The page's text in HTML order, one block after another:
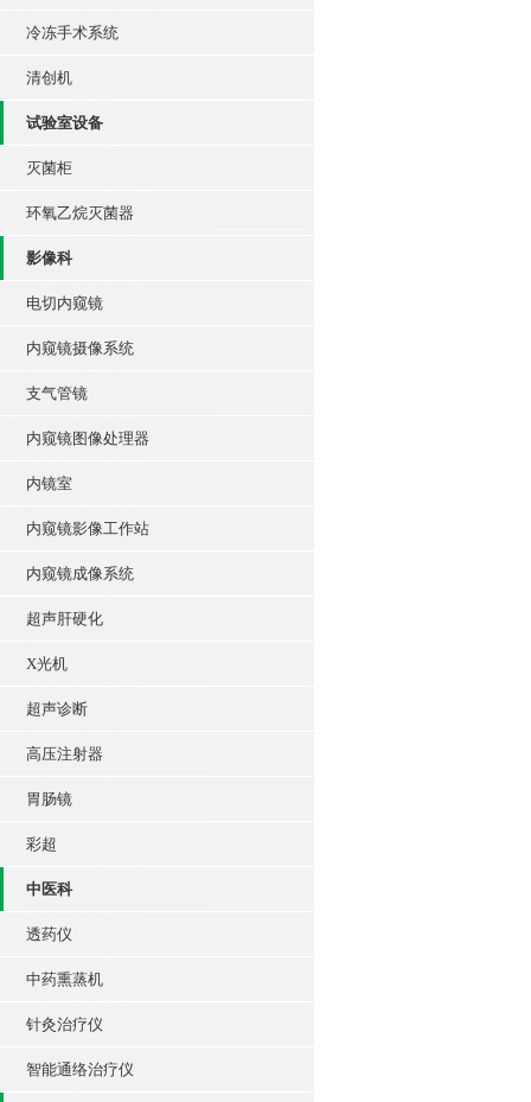
冷冻手术系统
清创机
试验室设备
灭菌柜
环氧乙烷灭菌器
影像科
电切内窥镜
内窥镜摄像系统
支气管镜
内窥镜图像处理器
内镜室
内窥镜影像工作站
内窥镜成像系统
超声肝硬化
X光机
超声诊断
高压注射器
胃肠镜
彩超
中医科
透药仪
中药熏蒸机
针灸治疗仪
智能通络治疗仪